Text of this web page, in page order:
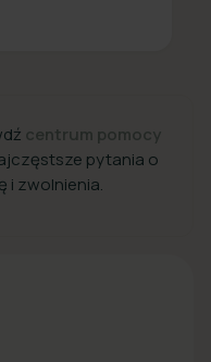
centrum pomocy
pytania o
i zwolnienia.